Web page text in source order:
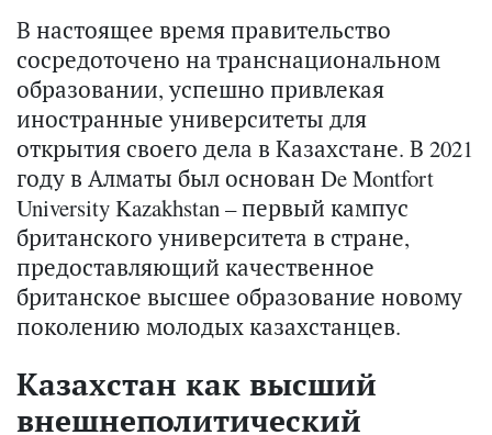
В настоящее время правительство
сосредоточено на транснациональном
образовании, успешно привлекая
иностранные университеты для
открытия своего дела в Казахстане. В 2021
году в Алматы был основан De Montfort
University Kazakhstan – первый кампус
британского университета в стране,
предоставляющий качественное
британское высшее образование новому
поколению молодых казахстанцев.
Казахстан как высший
внешнеполитический